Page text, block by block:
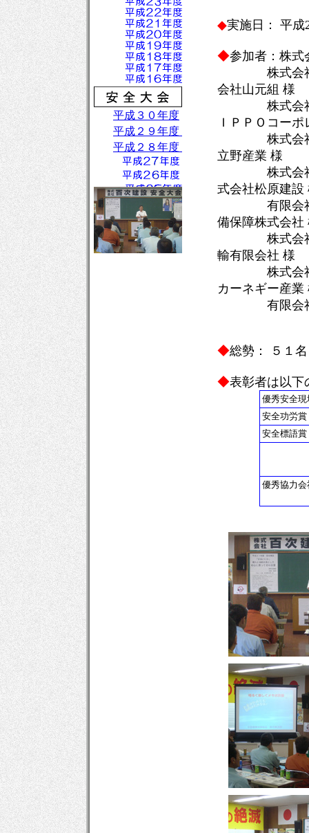
◆実施日： 平成
◆参加者：株式
株式会社小
会社山元組 様
株式会社吾
ＩＰＰＯコー
株式会社肝
立野産業 様
株式会社ウ
式会社松原建設
有限会社ラ
備保障株式会社
株式会社天
輸有限会社 様
株式会社浜
カーネギー産業
有限会社
◆総勢： ５１名
◆表彰者は以下
優秀安全
安全功労賞
安全標語賞
優秀協力会